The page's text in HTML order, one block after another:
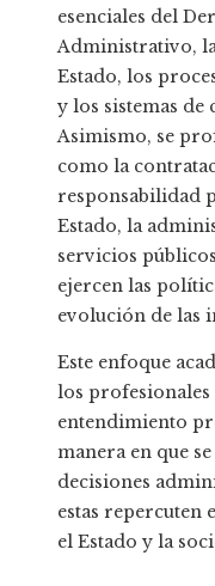
esenciales del
Administrativo,
Estado, los
y los sistemas
Asimismo, se
como la
responsabilidad
Estado, la
servicios
ejercen las
evolución de las
Este enfoque
los
entendimiento
manera en que
decisiones
estas repercuten
el Estado y la